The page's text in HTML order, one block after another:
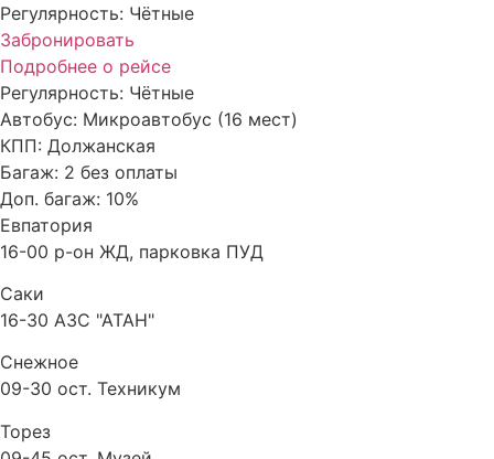
Регулярность: Чётные
Забронировать
Подробнее о рейсе
Регулярность: Чётные
Автобус: Микроавтобус (16 мест)
КПП: Должанская
Багаж: 2 без оплаты
Доп. багаж: 10%
Евпатория
16-00 р-он ЖД, парковка ПУД
Саки
16-30 АЗС "АТАН"
Снежное
09-30 ост. Техникум
Торез